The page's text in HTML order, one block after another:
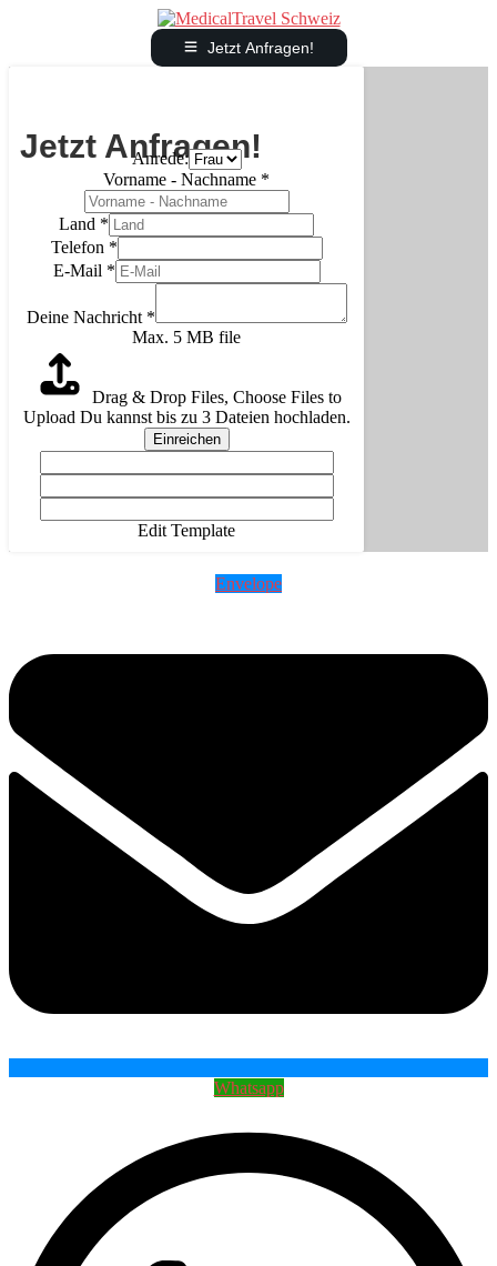
Jetzt Anfragen!
Jetzt Anfragen!
Anrede:
Vorname - Nachname *
Land *
Telefon *
E-Mail *
Deine Nachricht *
Max. 5 MB file
Drag & Drop Files, Choose Files to
Upload Du kannst bis zu 3 Dateien hochladen.
Einreichen
Edit Template
Envelope
Whatsapp